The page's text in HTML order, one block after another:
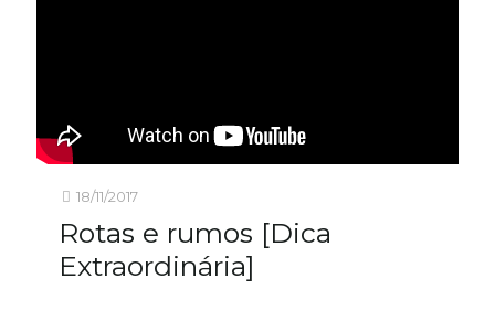
18/11/2017
Rotas e rumos [Dica
Extraordinária]